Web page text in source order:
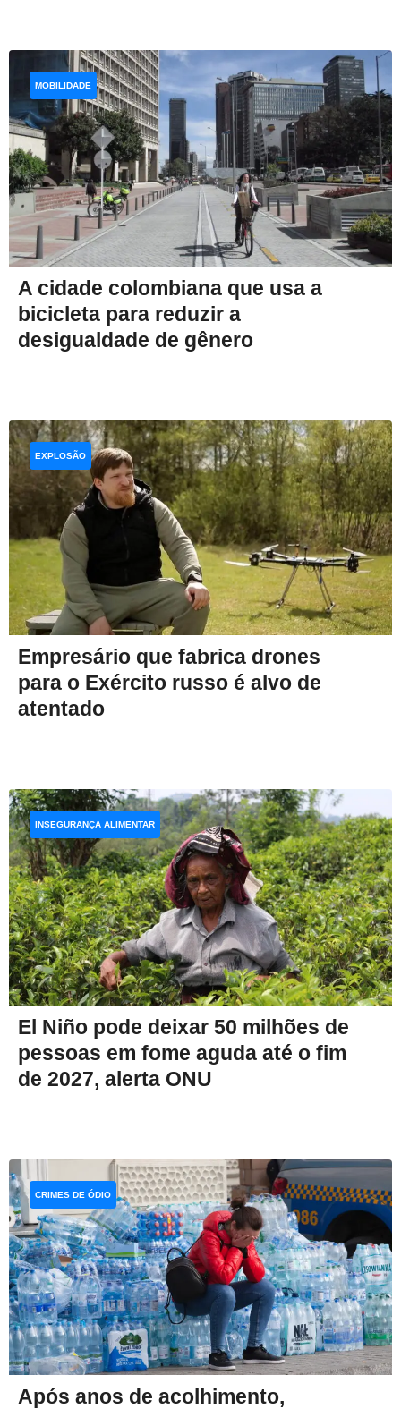
A cidade colombiana que usa a
bicicleta para reduzir a
desigualdade de gênero
MOBILIDADE
Empresário que fabrica drones
para o Exército russo é alvo de
atentado
EXPLOSÃO
El Niño pode deixar 50 milhões de
pessoas em fome aguda até o fim
de 2027, alerta ONU
INSEGURANÇA ALIMENTAR
Após anos de acolhimento,
CRIMES DE ÓDIO